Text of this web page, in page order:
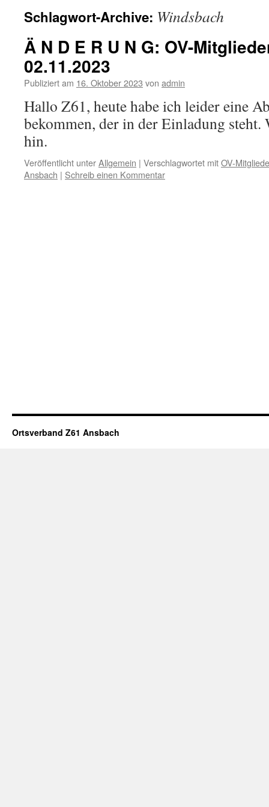
Schlagwort-Archive: Windsbach
Ä N D E R U N G: OV-
02.11.2023
Publiziert am 16. Oktober 2023 von admin
Hallo Z61, heute habe ich leider eine
bekommen, der in der Einladung steht.
hin.
Veröffentlicht unterAllgemein | Verschlagwortet mitOV-
Ansbach | Schreib einen Kommentar
Ortsverband Z61 Ansbach